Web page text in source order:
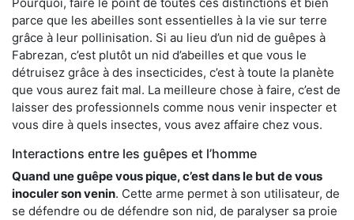
parce que les abeilles sont essentielles à la vie sur terre
grâce à leur pollinisation. Si au lieu d’un nid de guêpes à
Fabrezan, c’est plutôt un nid d’abeilles et que vous le
détruisez grâce à des insecticides, c’est à toute la planète
que vous aurez fait mal. La meilleure chose à faire, c’est de
laisser des professionnels comme nous venir inspecter et
vous dire à quels insectes, vous avez affaire chez vous.
Interactions entre les guêpes et l’homme
Quand une guêpe vous pique, c’est dans le but de vous
inoculer son venin. Cette arme permet à son utilisateur, de
se défendre ou de défendre son nid, de paralyser sa proie